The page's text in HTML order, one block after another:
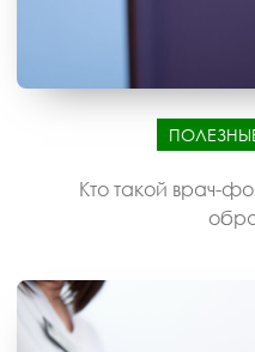
Кто такой врач-